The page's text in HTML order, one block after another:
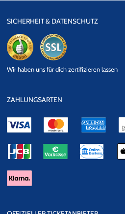
SICHERHEIT & DATENSCHUTZ
Datensicherheit
Wir haben uns für dich zertifizieren lassen
ZAHLUNGSARTEN